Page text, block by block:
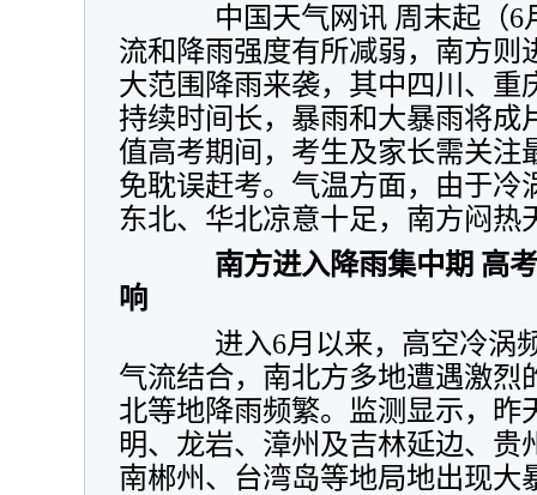
中国天气网讯 周末起（6
流和降雨强度有所减弱，南方则
大范围降雨来袭，其中四川、重
持续时间长，暴雨和大暴雨将成
值高考期间，考生及家长需关注
免耽误赶考。气温方面，由于冷
东北、华北凉意十足，南方闷热
南方进入降雨集中期 高
响
进入6月以来，高空冷涡频
气流结合，南北方多地遭遇激烈
北等地降雨频繁。监测显示，昨
明、龙岩、漳州及吉林延边、贵
南郴州、台湾岛等地局地出现大